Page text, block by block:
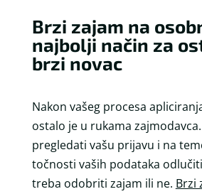
Brzi zajam na
najbolji način za
brzi novac
Nakon vašeg procesa
ostalo je u rukama
pregledati vašu prijavu i na
točnosti vaših podataka
treba odobriti zajam ili ne. Brzi